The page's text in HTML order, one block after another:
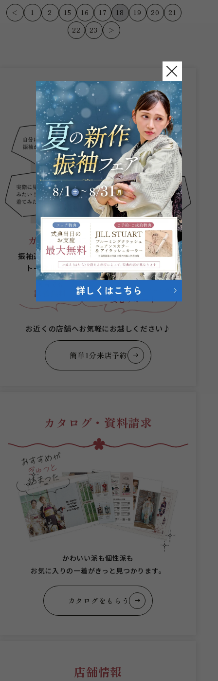
市岩津町に位...
＜ 1 2 15 16 17 18 19 20
21
22
23 ＞
こんなお悩み
ありませんか？
ガーネットにお任せください。
振袖選びからヘアメイクまでプロのスタッフが
トータルコーディネートをご提案します。
試着無料 成人式当日までスタッフが
安心サポート
お近くの店舗へお気軽にお越しください♪
簡単1分来店予約
カタログ・資料請求
かわいい派も個性派も
お気に入りの一着がきっと見つかります。
カタログをもらう
店舗情報